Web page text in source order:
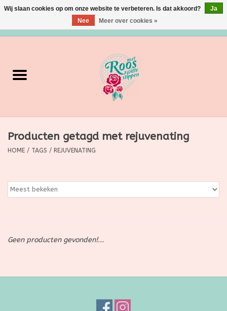
Verzorging
Grimeermateriaal
Huishoudartikelen
Kadootjes
Producten getagd met rejuvenating
HOME / TAGS / REJUVENATING
Geen producten gevonden!...
Wij slaan cookies op om onze website te verbeteren. Is dat akkoord?
Ja
Nee
Meer over cookies »